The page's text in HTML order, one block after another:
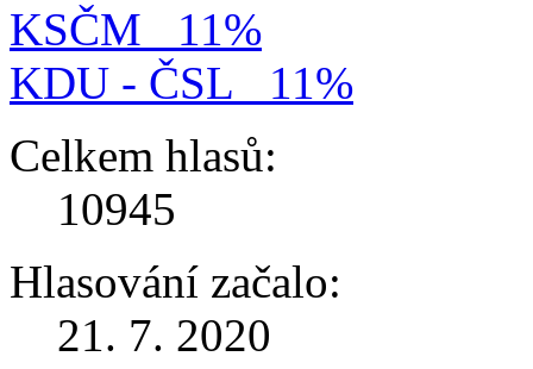
KSČM
11%
KDU - ČSL
11%
Celkem hlasů:
10945
Hlasování začalo:
21. 7. 2020